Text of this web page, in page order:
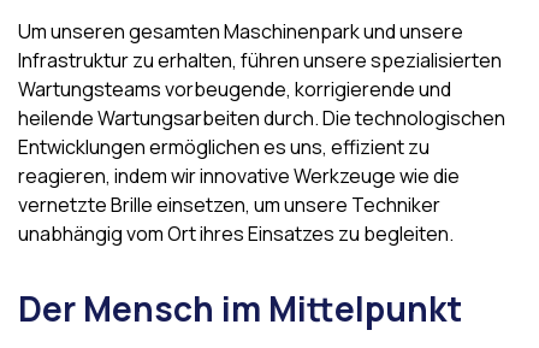
Um unseren gesamten Maschinenpark und unsere
Infrastruktur zu erhalten, führen unsere spezialisierten
Wartungsteams vorbeugende, korrigierende und
heilende Wartungsarbeiten durch. Die technologischen
Entwicklungen ermöglichen es uns, effizient zu
reagieren, indem wir innovative Werkzeuge wie die
vernetzte Brille einsetzen, um unsere Techniker
unabhängig vom Ort ihres Einsatzes zu begleiten.
Der Mensch im Mittelpunkt